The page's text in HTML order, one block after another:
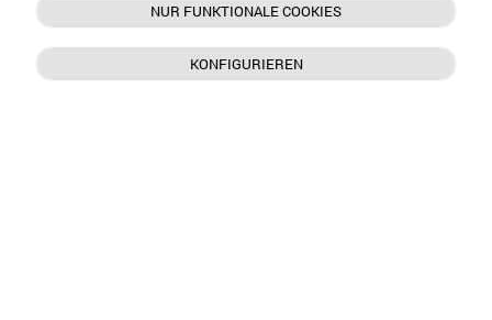
NUR FUNKTIONALE COOKIES
KONFIGURIEREN